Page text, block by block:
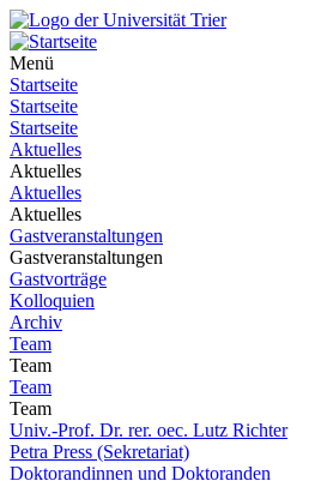
Menü
Startseite
Startseite
Startseite
Aktuelles
Aktuelles
Aktuelles
Aktuelles
Gastveranstaltungen
Gastveranstaltungen
Gastvorträge
Kolloquien
Archiv
Team
Team
Team
Team
Univ.-Prof. Dr. rer. oec. Lutz Richter
Petra Press (Sekretariat)
Doktorandinnen und Doktoranden